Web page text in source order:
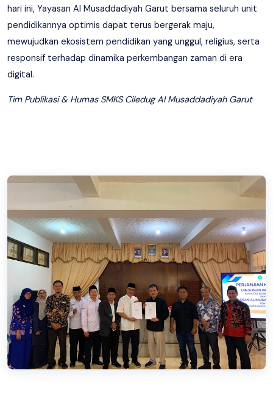
hari ini, Yayasan Al Musaddadiyah Garut bersama seluruh unit
pendidikannya optimis dapat terus bergerak maju,
mewujudkan ekosistem pendidikan yang unggul, religius, serta
responsif terhadap dinamika perkembangan zaman di era
digital.
Tim Publikasi & Humas SMKS Ciledug Al Musaddadiyah Garut